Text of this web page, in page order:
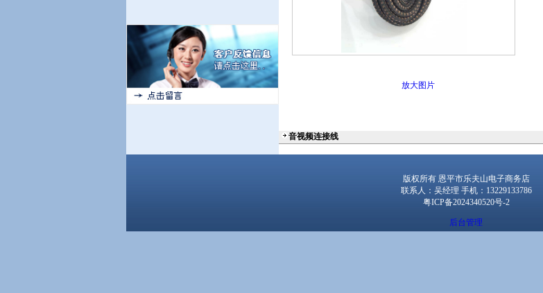
放大图片
音视频连接线
版权所有 恩平市乐夫山电子商务店
联系人：吴经理 手机：13229133786
粤ICP备2024340520号-2
后台管理